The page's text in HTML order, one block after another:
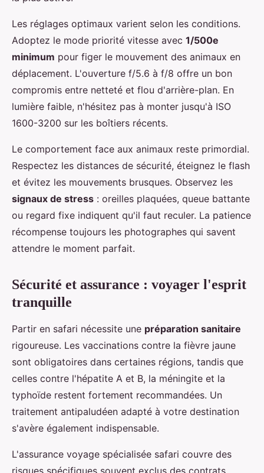
Les réglages optimaux varient selon les conditions.
Adoptez le mode priorité vitesse avec 1/500e
minimum pour figer le mouvement des animaux en
déplacement. L'ouverture f/5.6 à f/8 offre un bon
compromis entre netteté et flou d'arrière-plan. En
lumière faible, n'hésitez pas à monter jusqu'à ISO
1600-3200 sur les boîtiers récents.
Le comportement face aux animaux reste primordial.
Respectez les distances de sécurité, éteignez le flash
et évitez les mouvements brusques. Observez les
signaux de stress : oreilles plaquées, queue battante
ou regard fixe indiquent qu'il faut reculer. La patience
récompense toujours les photographes qui savent
attendre le moment parfait.
Sécurité et assurance : voyager l'esprit
tranquille
Partir en safari nécessite une préparation sanitaire
rigoureuse. Les vaccinations contre la fièvre jaune
sont obligatoires dans certaines régions, tandis que
celles contre l'hépatite A et B, la méningite et la
typhoïde restent fortement recommandées. Un
traitement antipaludéen adapté à votre destination
s'avère également indispensable.
L'assurance voyage spécialisée safari couvre des